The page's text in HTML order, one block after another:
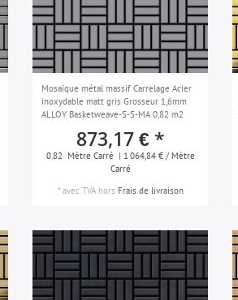
Mosaïque métal massif Carrelage Acier
inoxydable matt gris Grosseur 1,6mm
ALLOY Basketweave-S-S-MA 0,82 m2
873,17 € *
0.82 Mètre Carré | 1 064,84 € / Mètre
Carré
*avec TVAhors Frais de livraison